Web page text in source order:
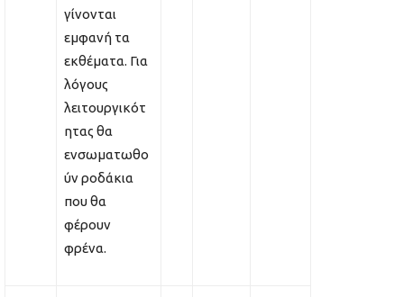
γίνονται
εμφανή τα
εκθέματα. Για
λόγους
λειτουργικότ
ητας θα
ενσωματωθο
ύν ροδάκια
που θα
φέρουν
φρένα.